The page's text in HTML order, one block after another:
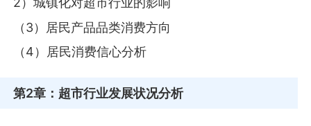
（3）居民产品品类消费方向
（4）居民消费信心分析
第2章 ：超市行业发展状况分析